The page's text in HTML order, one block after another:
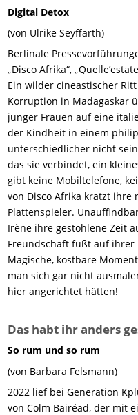
Digital Detox
(von Ulrike Seyffarth)
Berlinale
„Disco Afrika“,
Ein wilder cineastischer
Korruption in Madagaskar
junger Frauen auf eine
der Kindheit in einem
unterschiedlicher nicht
das sie verbindet, ein
gibt keine Mobiltelefone,
von Disco Afrika kratzt ihre
Plattenspieler.
Irène ihre gestohlene Zeit
Freundschaft fußt auf ihrer
Magische, kostbare
man sich gar nicht
hier angerichtet hätten!
Das habt ihr anders
So rum und so rum
(von Barbara Felsmann)
2022 lief bei Generation
von Colm Bairéad, der mit